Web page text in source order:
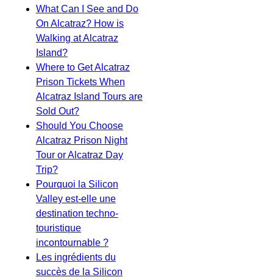
What Can I See and Do
On Alcatraz? How is
Walking at Alcatraz
Island?
Where to Get Alcatraz
Prison Tickets When
Alcatraz Island Tours are
Sold Out?
Should You Choose
Alcatraz Prison Night
Tour or Alcatraz Day
Trip?
Pourquoi la Silicon
Valley est-elle une
destination techno-
touristique
incontournable ?
Les ingrédients du
succès de la Silicon